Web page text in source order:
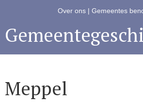
Over ons | Gemeentes
Meppel